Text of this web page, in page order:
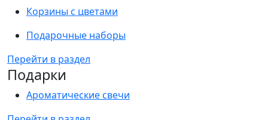
Корзины с цветами
Подарочные наборы
Перейти в раздел
Подарки
Ароматические свечи